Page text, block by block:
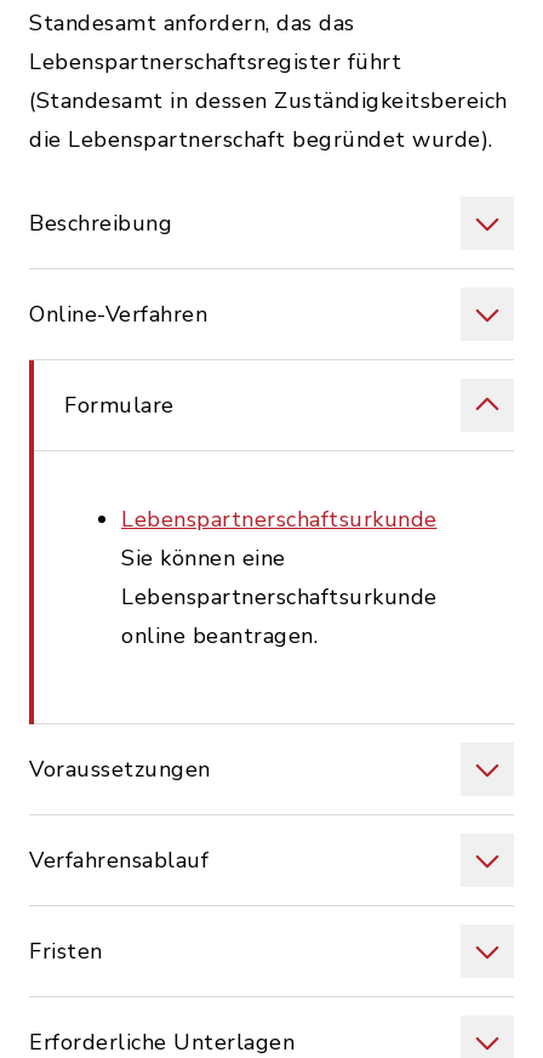
Standesamt anfordern, das das
Lebenspartnerschaftsregister führt
(Standesamt in dessen Zuständigkeitsbereich
die Lebenspartnerschaft begründet wurde).
Beschreibung
Online-Verfahren
Formulare
Lebenspartnerschaftsurkunde
Sie können eine
Lebenspartnerschaftsurkunde
online beantragen.
Voraussetzungen
Verfahrensablauf
Fristen
Erforderliche Unterlagen